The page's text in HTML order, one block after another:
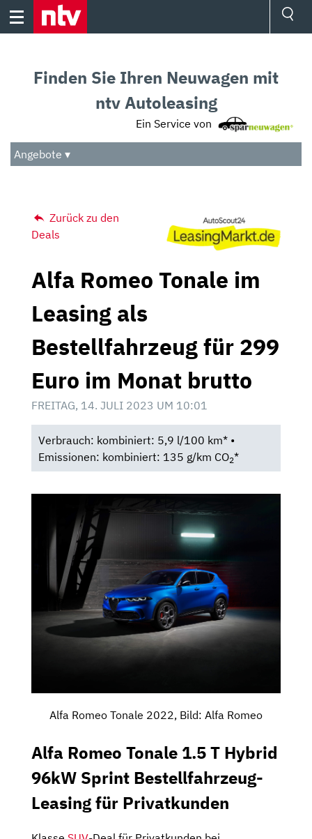
Skip
Audio
Das Beste
Finden Sie Ihren Neuwagen mit
ntv Autoleasing
Ein Service von
Angebote ▾
Zurück zu den
Deals
Alfa Romeo Tonale im
Leasing als
Bestellfahrzeug für 299
Euro im Monat brutto
FREITAG, 14. JULI 2023 UM 10:01
Verbrauch: kombiniert: 5,9 l/100 km* •
Emissionen: kombiniert: 135 g/km CO2*
Alfa Romeo Tonale 2022, Bild: Alfa Romeo
Alfa Romeo Tonale 1.5 T Hybrid
96kW Sprint Bestellfahrzeug-
Leasing für Privatkunden